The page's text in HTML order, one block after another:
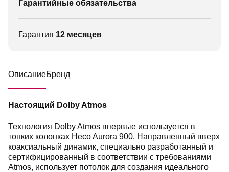
Гарантийные обязательства
Гарантия 12 месяцев
ОписаниеБренд
Настоящий Dolby Atmos
Технология Dolby Atmos впервые используется в
тонких колонках Heco Aurora 900. Направленный вверх
коаксиальный динамик, специально разработанный и
сертифицированный в соответствии с требованиями
Atmos, использует потолок для создания идеального